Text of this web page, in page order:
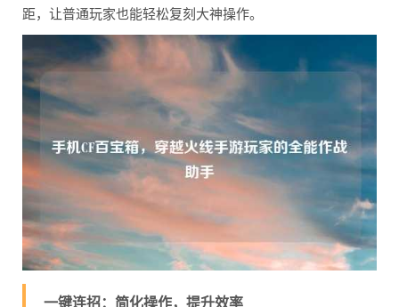
距，让普通玩家也能轻松复刻大神操作。
一键连招：简化操作，提升效率